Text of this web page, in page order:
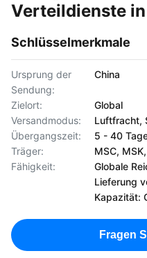
Verteildienste
Schlüsselmerkmale
Ursprung der
Sendung:
China
Zielort:
Global
Versandmodus:
Luftfracht,
Übergangszeit:
5 - 40
Träger:
MSC,
Fähigkeit:
Globale
Lieferung
Kapazität:
Fragen